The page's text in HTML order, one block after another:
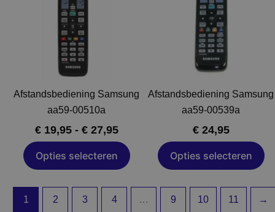
Afstandsbediening Samsung
aa59-00510a
€19,95 - €27,95
Opties selecteren
meerdere
variaties.
Deze
optie
kan
worden
de
productpagina
Afstandsbediening Samsung
aa59-00539a
€24,95
Opties selecteren
meerdere
variaties.
Deze
optie
kan
worden
de
productpagina
1 2 3 4 … 9 10 11 →